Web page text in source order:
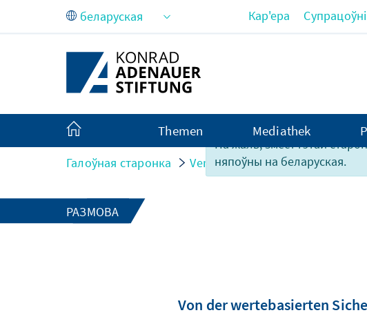
Skip to Main Content
На жаль, змест гэтай
няпоўны на беларуская.
Кар'ера
Themen Mediathek
Галоўная старонка Veranstaltungen „Wir wählen
РАЗМОВА
Von der wertebasierten